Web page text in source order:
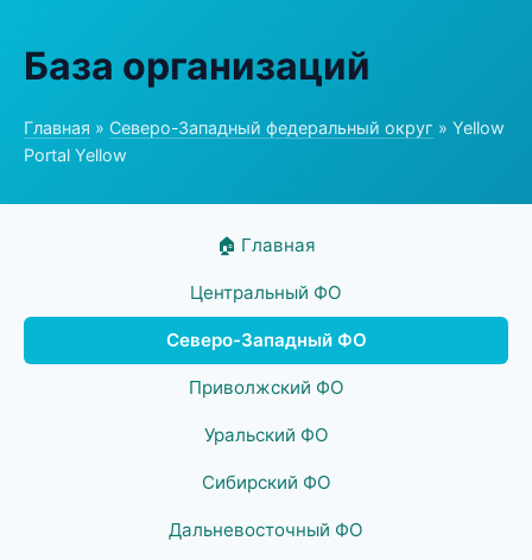
База организаций
Главная » Северо-Западный федеральный округ » Yellow
Portal Yellow
🏠 Главная
Центральный ФО
Северо-Западный ФО
Приволжский ФО
Уральский ФО
Сибирский ФО
Дальневосточный ФО